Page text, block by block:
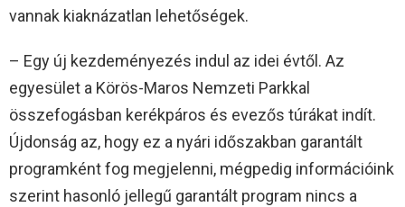
vannak kiaknázatlan lehetőségek.
– Egy új kezdeményezés indul az idei évtől. Az
egyesület a Körös-Maros Nemzeti Parkkal
összefogásban kerékpáros és evezős túrákat indít.
Újdonság az, hogy ez a nyári időszakban garantált
programként fog megjelenni, mégpedig információink
szerint hasonló jellegű garantált program nincs a